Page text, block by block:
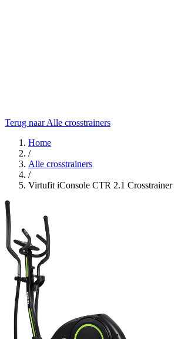
Terug naar Alle crosstrainers
Home
/
Alle crosstrainers
/
Virtufit iConsole CTR 2.1 Crosstrainer